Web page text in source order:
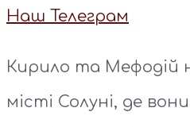
Наш Телеграм
Кирило та Мефодій
місті Солуні, де